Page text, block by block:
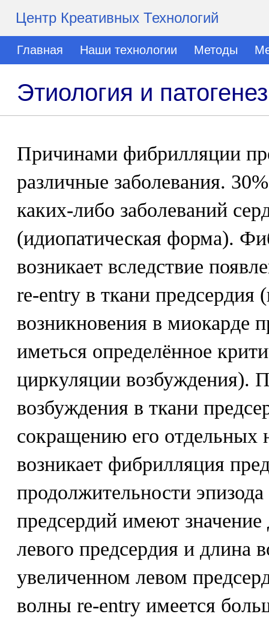
Центр Креативных Технологий
Главная Наши технологии Методы
Этиология и
Причинами фибрилляции
различные заболевания.
каких-либо заболеваний
(идиопатическая форма).
возникает вследствие
re-entry в ткани предсердия
возникновения в миокарде
иметься определённое
циркуляции возбуждения).
возбуждения в ткани
сокращению его отдельных
возникает фибрилляция
продолжительности
предсердий имеют значение
левого предсердия и длина
увеличенном левом
волны re-entry имеется